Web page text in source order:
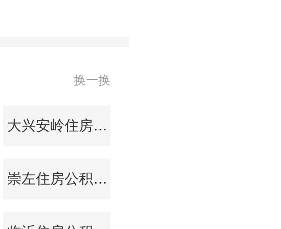
换一换
大兴安岭住房公积金查询
崇左住房公积金查询